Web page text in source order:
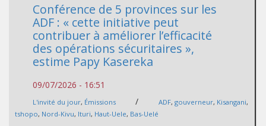
Conférence de 5 provinces sur les
ADF : « cette initiative peut
contribuer à améliorer l’efficacité
des opérations sécuritaires »,
estime Papy Kasereka
09/07/2026 - 16:51
L'invité du jour, Émissions / ADF, gouverneur, Kisangani,
tshopo, Nord-Kivu, Ituri, Haut-Uele, Bas-Uelé